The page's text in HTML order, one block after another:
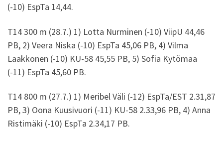
(-10) EspTa 14,44.
T14 300 m (28.7.) 1) Lotta Nurminen (-10) ViipU 44,46
PB, 2) Veera Niska (-10) EspTa 45,06 PB, 4) Vilma
Laakkonen (-10) KU-58 45,55 PB, 5) Sofia Kytömaa
(-11) EspTa 45,60 PB.
T14 800 m (27.7.) 1) Meribel Väli (-12) EspTa/EST 2.31,87
PB, 3) Oona Kuusivuori (-11) KU-58 2.33,96 PB, 4) Anna
Ristimäki (-10) EspTa 2.34,17 PB.